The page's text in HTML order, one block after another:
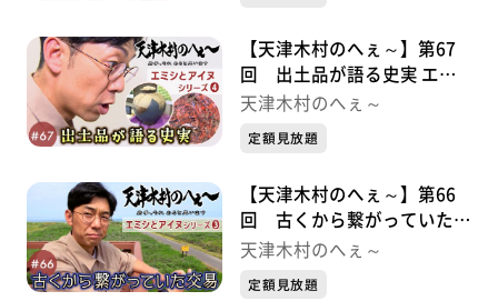
【天津木村のへぇ～】第67
回 出土品が語る史実 エミ
シとアイヌシリーズ➃
天津木村のへぇ～
定額見放題
【天津木村のへぇ～】第66
回 古くから繋がっていた交
易 エミシとアイヌシリーズ
天津木村のへぇ～
定額見放題